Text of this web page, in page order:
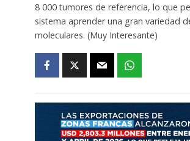
8 000 tumores de referencia, lo que
sistema aprender una gran variedad
moleculares. (Muy Interesante)